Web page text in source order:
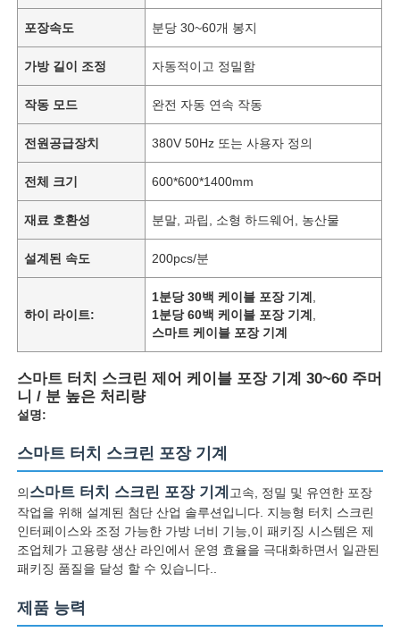
포장속도 분당 30~60개 봉지
가방 길이 조정 자동적이고 정밀함
작동 모드 완전 자동 연속 작동
전원공급장치 380V 50Hz 또는 사용자 정의
전체 크기 600*600*1400mm
재료 호환성 분말, 과립, 소형 하드웨어, 농산물
설계된 속도 200pcs/분
하이 라이트:
1분당 30백 케이블 포장 기계
1분당 60백 케이블 포장 기계
스마트 케이블 포장 기계
스마트 터치 스크린 제어 케이블 포장 기계 30~60 주머
니 / 분 높은 처리량
설명:
스마트 터치 스크린 포장 기계
의스마트 터치 스크린 포장 기계 고속, 정밀 및 유연한 포장
작업을 위해 설계된 첨단 산업 솔루션입니다. 지능형 터치 스크린
인터페이스와 조정 가능한 가방 너비 기능,이 패키징 시스템은 제
조업체가 고용량 생산 라인에서 운영 효율을 극대화하면서 일관된
패키징 품질을 달성 할 수 있습니다..
제품 능력